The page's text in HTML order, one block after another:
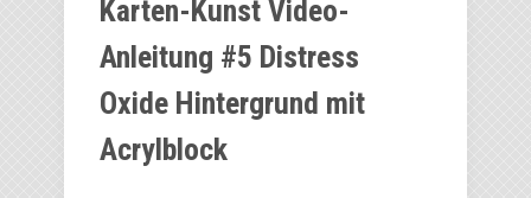
Karten-Kunst Video-
Anleitung #5 Distress
Oxide Hintergrund mit
Acrylblock